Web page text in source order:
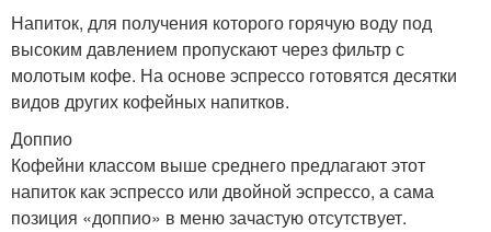
Напиток, для получения которого горячую воду под
высоким давлением пропускают через фильтр с
молотым кофе. На основе эспрессо готовятся десятки
видов других кофейных напитков.
Доппио
Кофейни классом выше среднего предлагают этот
напиток как эспрессо или двойной эспрессо, а сама
позиция «доппио» в меню зачастую отсутствует.